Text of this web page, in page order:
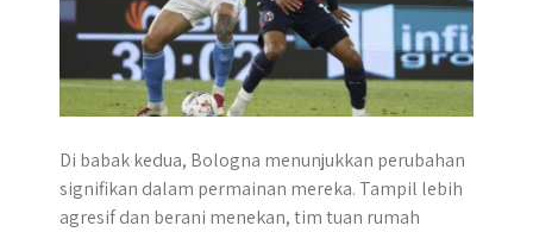
Di babak kedua, Bologna menunjukkan perubahan
signifikan dalam permainan mereka. Tampil lebih
agresif dan berani menekan, tim tuan rumah